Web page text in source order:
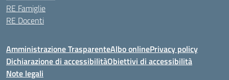
RE Famiglie
RE Docenti
Amministrazione TrasparenteAlbo onlinePrivacy policy
Dichiarazione di accessibilitàObiettivi di accessibilità
Note legali